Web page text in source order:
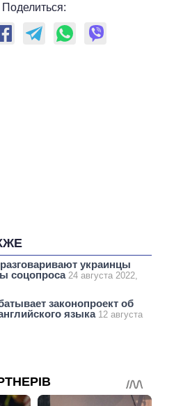
Поделиться:
украинцы
соцопроса 24 августа 2022,
законопроект об
языка 12 августа